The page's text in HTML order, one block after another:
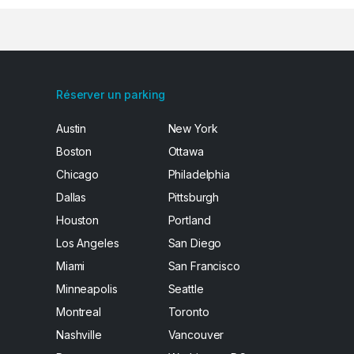
Réserver un parking
Austin
Boston
Chicago
Dallas
Houston
Los Angeles
Miami
Minneapolis
Montreal
Nashville
New York
Ottawa
Philadelphia
Pittsburgh
Portland
San Diego
San Francisco
Seattle
Toronto
Vancouver